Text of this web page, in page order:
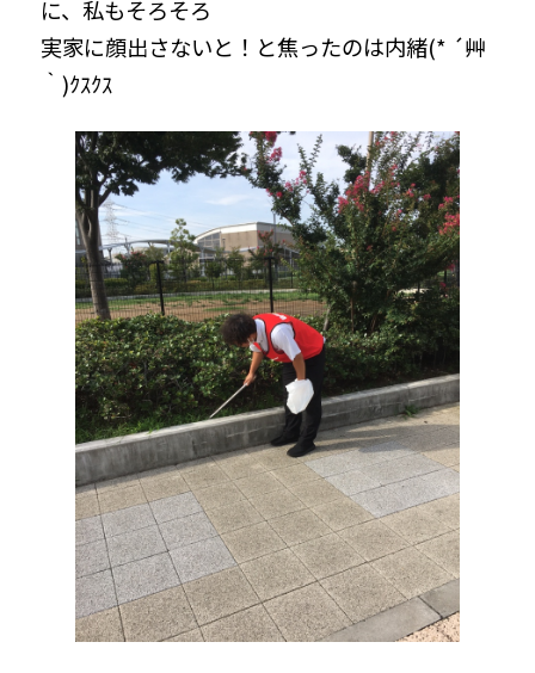
に、私もそろそろ
実家に顔出さないと！と焦ったのは内緒(* ´艸
｀)ｸｽｸｽ